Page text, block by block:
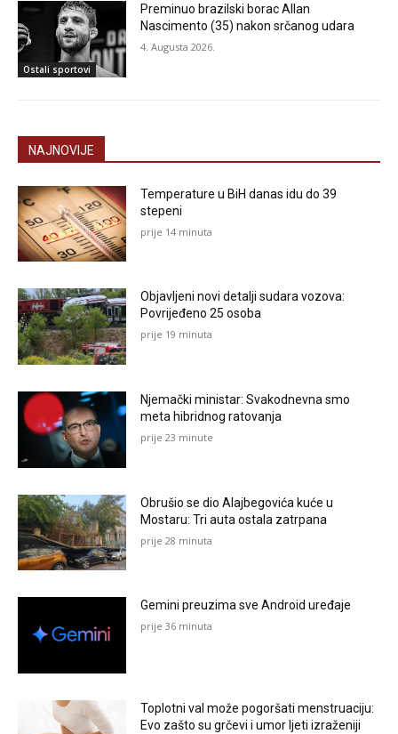
Ostali sportovi
Preminuo brazilski borac Allan
Nascimento (35) nakon srčanog udara
4. Augusta 2026.
NAJNOVIJE
Temperature u BiH danas idu do 39
stepeni
prije 14 minuta
Objavljeni novi detalji sudara vozova:
Povrijeđeno 25 osoba
prije 19 minuta
Njemački ministar: Svakodnevna smo
meta hibridnog ratovanja
prije 23 minute
Obrušio se dio Alajbegovića kuće u
Mostaru: Tri auta ostala zatrpana
prije 28 minuta
Gemini preuzima sve Android uređaje
prije 36 minuta
Toplotni val može pogoršati menstruaciju:
Evo zašto su grčevi i umor ljeti izraženiji